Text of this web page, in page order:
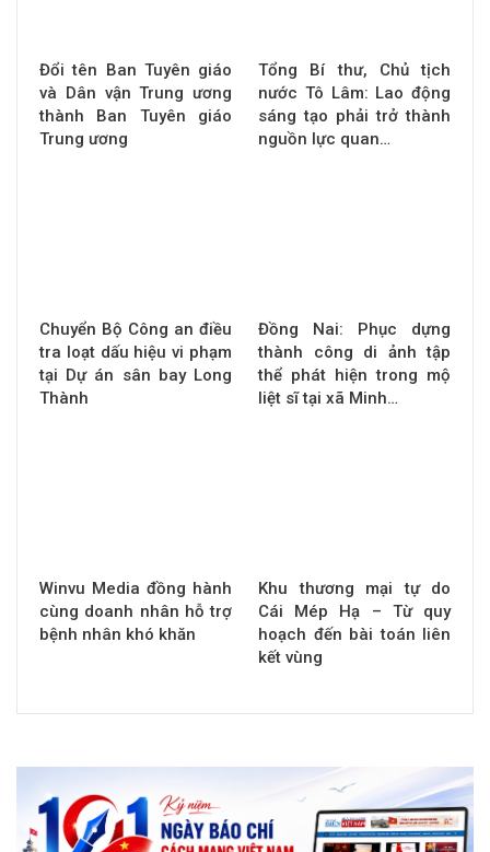
Đổi tên Ban Tuyên giáo
và Dân vận Trung ương
thành Ban Tuyên giáo
Trung ương
Tổng Bí thư, Chủ tịch
nước Tô Lâm: Lao động
sáng tạo phải trở thành
nguồn lực quan…
Chuyển Bộ Công an điều
tra loạt dấu hiệu vi phạm
tại Dự án sân bay Long
Thành
Đồng Nai: Phục dựng
thành công di ảnh tập
thể phát hiện trong mộ
liệt sĩ tại xã Minh…
Winvu Media đồng hành
cùng doanh nhân hỗ trợ
bệnh nhân khó khăn
Khu thương mại tự do
Cái Mép Hạ – Từ quy
hoạch đến bài toán liên
kết vùng